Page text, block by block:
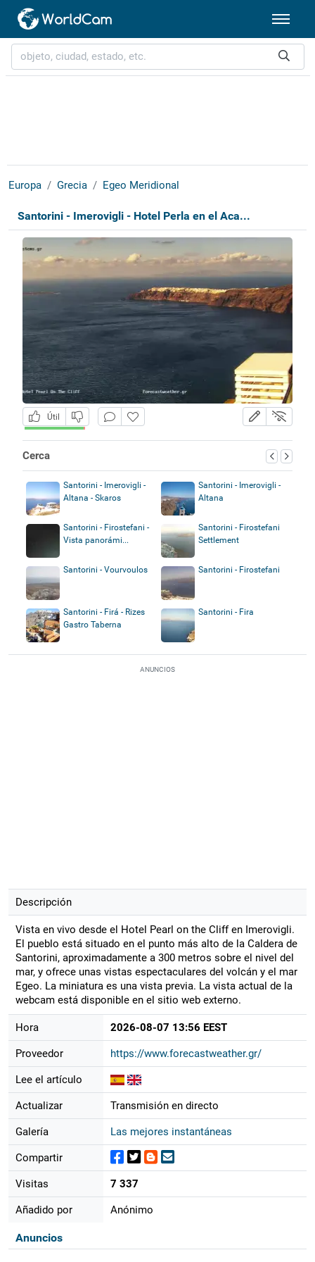
Europa Grecia Egeo Meridional
Santorini - Imerovigli - Hotel Perla en el Aca...
Útil
Cerca
Santorini - Imerovigli -
Altana - Skaros
Santorini - Imerovigli -
Altana
Santorini - Firostefani -
Vista panorámi...
Santorini - Firostefani
Settlement
Santorini - Vourvoulos Santorini - Firostefani
Santorini - Firá - Rizes
Gastro Taberna
Santorini - Fira
ANUNCIOS
Descripción
Vista en vivo desde el Hotel Pearl on the Cliff en Imerovigli.
El pueblo está situado en el punto más alto de la Caldera de
Santorini, aproximadamente a 300 metros sobre el nivel del
mar, y ofrece unas vistas espectaculares del volcán y el mar
Egeo. La miniatura es una vista previa. La vista actual de la
webcam está disponible en el sitio web externo.
Hora 2026-08-07 13:56 EEST
Proveedor https://www.forecastweather.gr/
Lee el artículo
Actualizar Transmisión en directo
Galería Las mejores instantáneas
Compartir
Visitas 7 337
Añadido por Anónimo
Anuncios